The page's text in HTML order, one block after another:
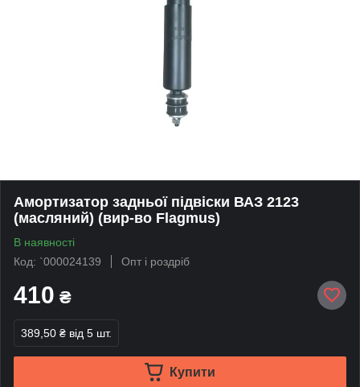
Амортизатор задньої підвіски ВАЗ 2123
(масляний) (вир-во Flagmus)
В наявності
Код: `000024139
Опт і роздріб
410 ₴
389,50 ₴ від 5 шт.
Купити